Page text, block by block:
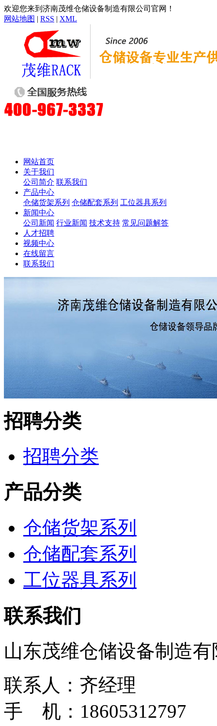
欢迎您来到济南茂维仓储设备制造有限公司官网！
网站地图 | RSS | XML
网站首页
关于我们
公司简介 联系我们
产品中心
仓储货架系列 仓储配套系列 工位器具系列
新闻中心
公司新闻 行业新闻 技术支持 常见问题解答
人才招聘
视频中心
在线留言
联系我们
招聘分类
招聘分类
产品分类
仓储货架系列
仓储配套系列
工位器具系列
联系我们
山东茂维仓储设备制造
联系人：齐经理
手 机：18605312797